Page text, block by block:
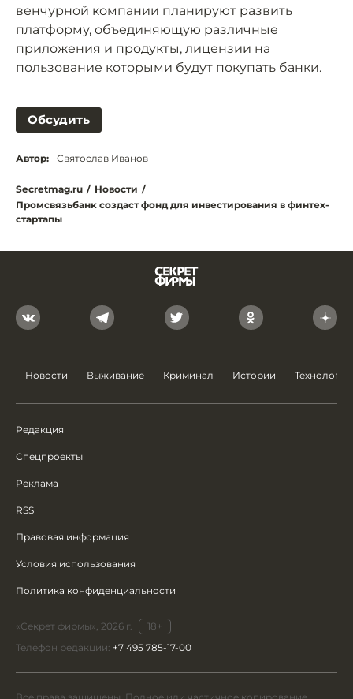
венчурной компании планируют развить
платформу, объединяющую различные
приложения и продукты, лицензии на
пользование которыми будут покупать банки.
Обсудить
Автор: Святослав Иванов
Secretmag.ru / Новости /
Промсвязьбанк создаст фонд для инвестирования в финтех-
стартапы
Новости Выживание Криминал Истории Технологии
Редакция
Спецпроекты
Реклама
RSS
Правовая информация
Условия использования
Политика конфиденциальности
«Секрет фирмы», 2026 г.
18+
Телефон редакции: +7 495 785-17-00